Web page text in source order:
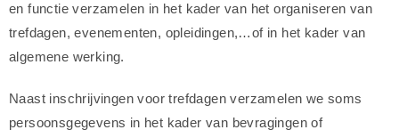
en functie verzamelen in het kader van het organiseren van
trefdagen, evenementen, opleidingen,…of in het kader van
algemene werking.
Naast inschrijvingen voor trefdagen verzamelen we soms
persoonsgegevens in het kader van bevragingen of